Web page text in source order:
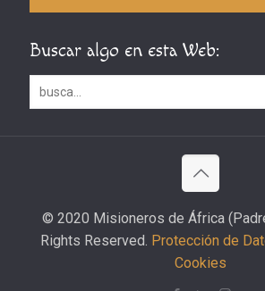
Buscar algo en esta Web:
© 2020 Misioneros de África
Rights Reserved. Protección de
Cookies